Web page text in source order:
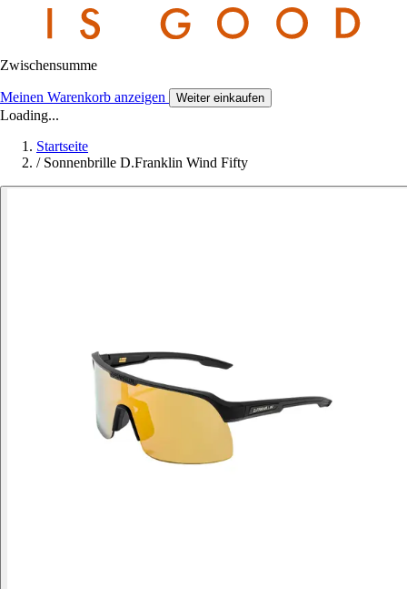
Zwischensumme
Meinen Warenkorb anzeigen Weiter einkaufen
Loading...
Startseite
/ Sonnenbrille D.Franklin Wind Fifty